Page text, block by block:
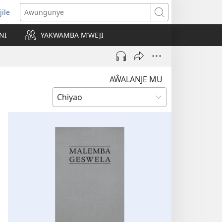
Awungunye
YAKWAMBA M’WEJI
AŴALANJE MU